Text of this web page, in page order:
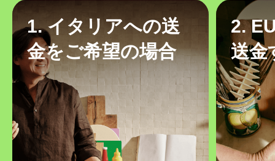
1. イタリアへの送
金をご希望の場合
2.
送金